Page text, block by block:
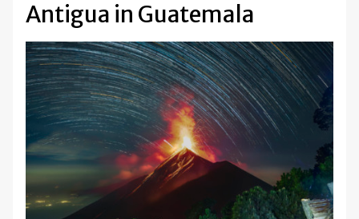
Antigua in Guatemala